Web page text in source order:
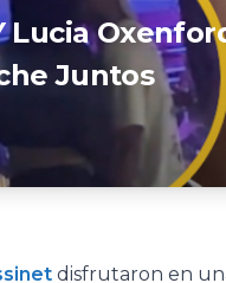
Lucia
Juntos
disfrutaron en